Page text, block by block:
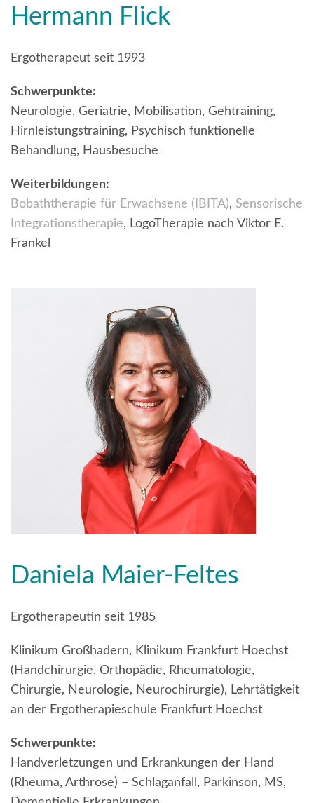
Hermann Flick
Ergotherapeut seit 1993
Schwerpunkte:
Neurologie, Geriatrie, Mobilisation, Gehtraining,
Hirnleistungstraining, Psychisch funktionelle
Behandlung, Hausbesuche
Weiterbildungen:
Bobaththerapie für Erwachsene (IBITA), Sensorische
Integrationstherapie, LogoTherapie nach Viktor E.
Frankel
Daniela Maier-Feltes
Ergotherapeutin seit 1985
Klinikum Großhadern, Klinikum Frankfurt Hoechst
(Handchirurgie, Orthopädie, Rheumatologie,
Chirurgie, Neurologie, Neurochirurgie), Lehrtätigkeit
an der Ergotherapieschule Frankfurt Hoechst
Schwerpunkte:
Handverletzungen und Erkrankungen der Hand
(Rheuma, Arthrose) – Schlaganfall, Parkinson, MS,